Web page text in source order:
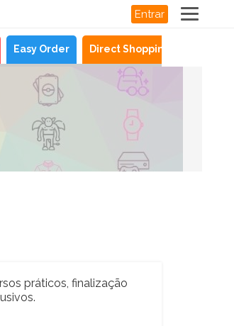
Entrar
Easy Order Direct Shopping
práticos, finalização